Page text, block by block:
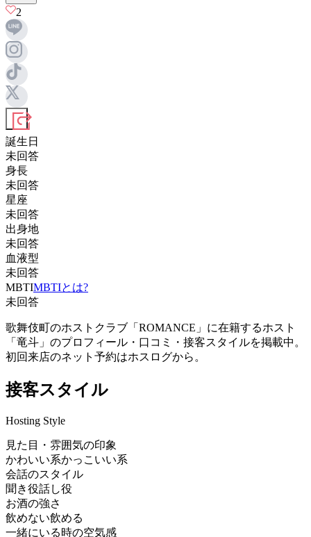
2
誕生日
未回答
身長
未回答
星座
未回答
出身地
未回答
血液型
未回答
MBTIMBTIとは?
未回答
歌舞伎町のホストクラブ「ROMANCE」に在籍するホスト
「竜斗」のプロフィール・口コミ・接客スタイルを掲載中。
初回来店のネット予約はホスログから。
接客スタイル
Hosting Style
見た目・雰囲気の印象
かわいい系かっこいい系
会話のスタイル
聞き役話し役
お酒の強さ
飲めない飲める
一緒にいる時の空気感